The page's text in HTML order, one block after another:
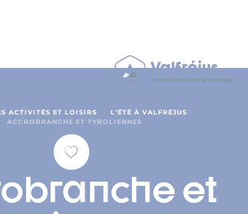
ACTIVITÉS ET LOISIRS L’ÉTÉ À VALFRÉJUS
ACCROBRANCHE ET TYROLIENNES
et